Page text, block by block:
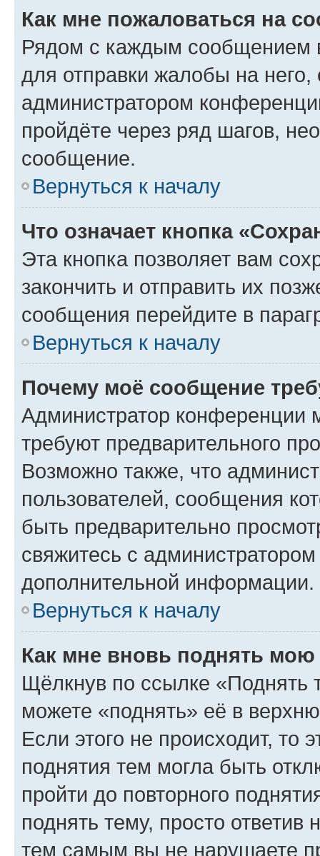
Как мне пожаловаться на
Рядом с каждым сообщением
для отправки жалобы на
администратором
пройдёте через ряд шагов,
сообщение.
Вернуться к началу
Что означает кнопка
Эта кнопка позволяет вам
закончить и отправить их
сообщения перейдите в
Вернуться к началу
Почему моё сообщение
Администратор конференции
требуют предварительного
Возможно также, что
пользователей, сообщения
быть предварительно
свяжитесь с
дополнительной информации.
Вернуться к началу
Как мне вновь поднять мою
Щёлкнув по ссылке «Поднять
можете «поднять» её в
Если этого не происходит, то
поднятия тем могла быть
пройти до повторного
поднять тему, просто ответив
тем самым вы не нарушаете